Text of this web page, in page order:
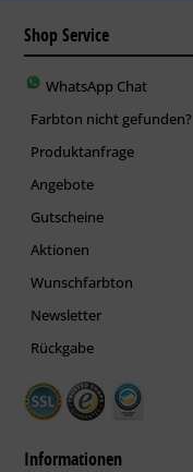
Shop Service
WhatsApp Chat
Farbton nicht gefunden?
Produktanfrage
Angebote
Gutscheine
Aktionen
Wunschfarbton
Newsletter
Rückgabe
Informationen